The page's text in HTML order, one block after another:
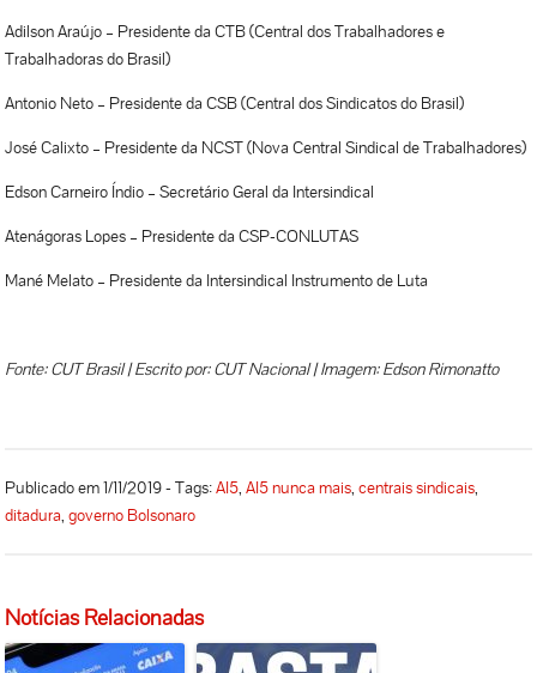
Adilson Araújo – Presidente da CTB (Central dos Trabalhadores e
Trabalhadoras do Brasil)
Antonio Neto – Presidente da CSB (Central dos Sindicatos do Brasil)
José Calixto – Presidente da NCST (Nova Central Sindical de Trabalhadores)
Edson Carneiro Índio – Secretário Geral da Intersindical
Atenágoras Lopes – Presidente da CSP-CONLUTAS
Mané Melato – Presidente da Intersindical Instrumento de Luta
Fonte: CUT Brasil | Escrito por: CUT Nacional | Imagem: Edson Rimonatto
Publicado em 1/11/2019 - Tags:AI5,AI5 nunca mais,centrais sindicais,
ditadura,governo Bolsonaro
Notícias Relacionadas